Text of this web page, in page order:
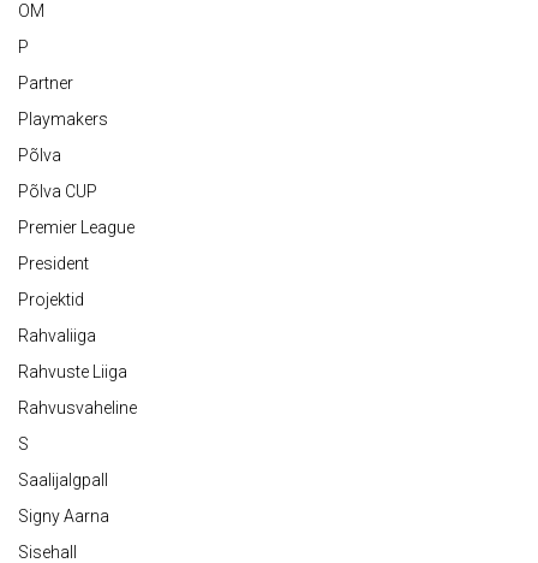
OM
P
Partner
Playmakers
Põlva
Põlva CUP
Premier League
President
Projektid
Rahvaliiga
Rahvuste Liiga
Rahvusvaheline
S
Saalijalgpall
Signy Aarna
Sisehall